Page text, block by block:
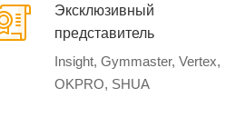
Эксклюзивный
представитель
Insight, Gymmaster, Vertex,
OKPRO, SHUA